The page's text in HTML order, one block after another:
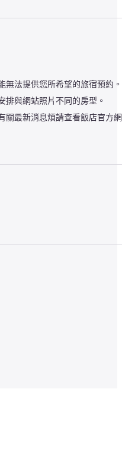
無法提供您所希望的旅宿預約。
排與網站照片不同的房型。
關最新消息煩請查看飯店官方網